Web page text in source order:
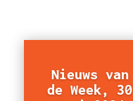
Nieuws van
de Week, 30